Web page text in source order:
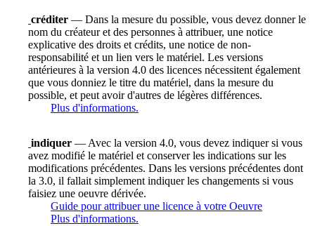
créditer — Dans la mesure du possible, vous devez donner le
nom du créateur et des personnes à attribuer, une notice
explicative des droits et crédits, une notice de non-
responsabilité et un lien vers le matériel. Les versions
antérieures à la version 4.0 des licences nécessitent également
que vous donniez le titre du matériel, dans la mesure du
possible, et peut avoir d'autres de légères différences.
Plus d'informations.
indiquer — Avec la version 4.0, vous devez indiquer si vous
avez modifié le matériel et conserver les indications sur les
modifications précédentes. Dans les versions précédentes dont
la 3.0, il fallait simplement indiquer les changements si vous
faisiez une oeuvre dérivée.
Guide pour attribuer une licence à votre Oeuvre
Plus d'informations.